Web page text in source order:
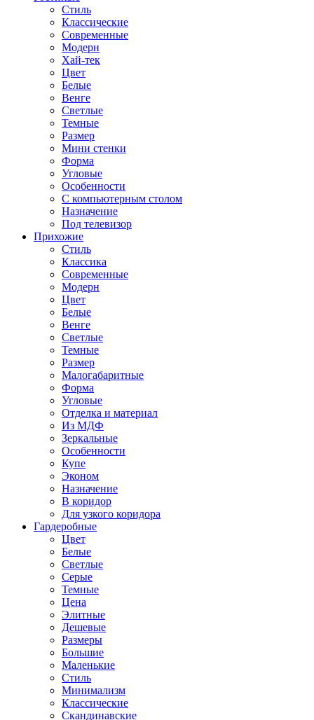
Стиль
Классические
Современные
Модерн
Хай-тек
Цвет
Белые
Венге
Светлые
Темные
Размер
Мини стенки
Форма
Угловые
Особенности
С компьютерным столом
Назначение
Под телевизор
Прихожие
Стиль
Классика
Современные
Модерн
Цвет
Белые
Венге
Светлые
Темные
Размер
Малогабаритные
Форма
Угловые
Отделка и материал
Из МДФ
Зеркальные
Особенности
Купе
Эконом
Назначение
В коридор
Для узкого коридора
Гардеробные
Цвет
Белые
Светлые
Серые
Темные
Цена
Элитные
Дешевые
Размеры
Большие
Маленькие
Стиль
Минимализм
Классические
Скандинавские